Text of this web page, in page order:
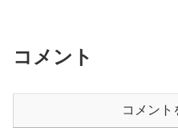
コメント
コメント